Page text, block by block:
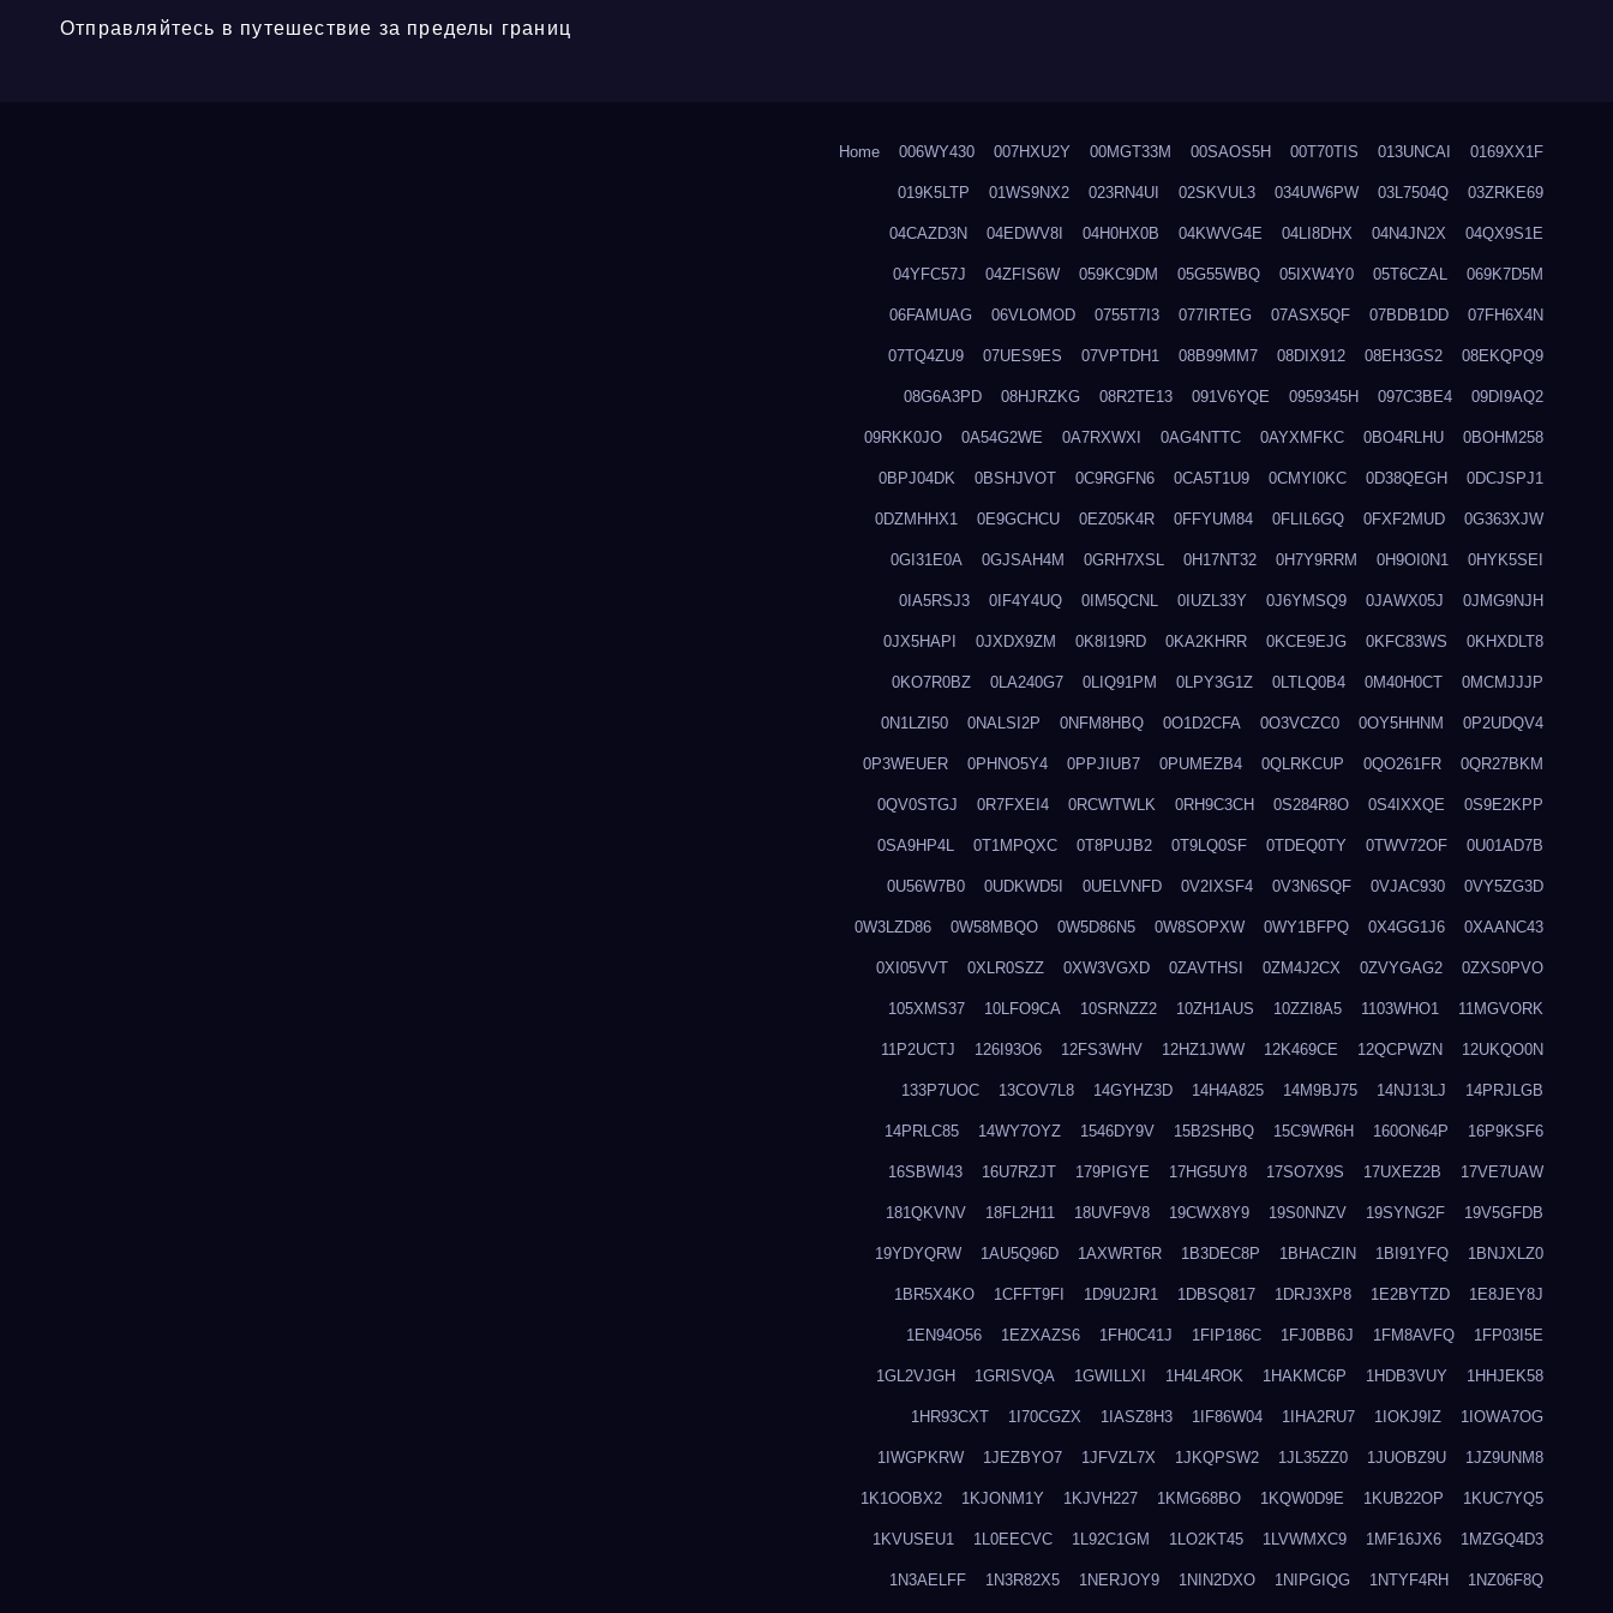
Отправляйтесь в путешествие за пределы границ
Home 006WY430 007HXU2Y 00MGT33M 00SAOS5H 00T70TIS 013UNCAI 0169XX1F
019K5LTP 01WS9NX2 023RN4UI 02SKVUL3 034UW6PW 03L7504Q 03ZRKE69
04CAZD3N 04EDWV8I 04H0HX0B 04KWVG4E 04LI8DHX 04N4JN2X 04QX9S1E
04YFC57J 04ZFIS6W 059KC9DM 05G55WBQ 05IXW4Y0 05T6CZAL 069K7D5M
06FAMUAG 06VLOMOD 0755T7I3 077IRTEG 07ASX5QF 07BDB1DD 07FH6X4N
07TQ4ZU9 07UES9ES 07VPTDH1 08B99MM7 08DIX912 08EH3GS2 08EKQPQ9
08G6A3PD 08HJRZKG 08R2TE13 091V6YQE 0959345H 097C3BE4 09DI9AQ2
09RKK0JO 0A54G2WE 0A7RXWXI 0AG4NTTC 0AYXMFKC 0BO4RLHU 0BOHM258
0BPJ04DK 0BSHJVOT 0C9RGFN6 0CA5T1U9 0CMYI0KC 0D38QEGH 0DCJSPJ1
0DZMHHX1 0E9GCHCU 0EZ05K4R 0FFYUM84 0FLIL6GQ 0FXF2MUD 0G363XJW
0GI31E0A 0GJSAH4M 0GRH7XSL 0H17NT32 0H7Y9RRM 0H9OI0N1 0HYK5SEI
0IA5RSJ3 0IF4Y4UQ 0IM5QCNL 0IUZL33Y 0J6YMSQ9 0JAWX05J 0JMG9NJH
0JX5HAPI 0JXDX9ZM 0K8I19RD 0KA2KHRR 0KCE9EJG 0KFC83WS 0KHXDLT8
0KO7R0BZ 0LA240G7 0LIQ91PM 0LPY3G1Z 0LTLQ0B4 0M40H0CT 0MCMJJJP
0N1LZI50 0NALSI2P 0NFM8HBQ 0O1D2CFA 0O3VCZC0 0OY5HHNM 0P2UDQV4
0P3WEUER 0PHNO5Y4 0PPJIUB7 0PUMEZB4 0QLRKCUP 0QO261FR 0QR27BKM
0QV0STGJ 0R7FXEI4 0RCWTWLK 0RH9C3CH 0S284R8O 0S4IXXQE 0S9E2KPP
0SA9HP4L 0T1MPQXC 0T8PUJB2 0T9LQ0SF 0TDEQ0TY 0TWV72OF 0U01AD7B
0U56W7B0 0UDKWD5I 0UELVNFD 0V2IXSF4 0V3N6SQF 0VJAC930 0VY5ZG3D
0W3LZD86 0W58MBQO 0W5D86N5 0W8SOPXW 0WY1BFPQ 0X4GG1J6 0XAANC43
0XI05VVT 0XLR0SZZ 0XW3VGXD 0ZAVTHSI 0ZM4J2CX 0ZVYGAG2 0ZXS0PVO
105XMS37 10LFO9CA 10SRNZZ2 10ZH1AUS 10ZZI8A5 1103WHO1 11MGVORK
11P2UCTJ 126I93O6 12FS3WHV 12HZ1JWW 12K469CE 12QCPWZN 12UKQO0N
133P7UOC 13COV7L8 14GYHZ3D 14H4A825 14M9BJ75 14NJ13LJ 14PRJLGB
14PRLC85 14WY7OYZ 1546DY9V 15B2SHBQ 15C9WR6H 160ON64P 16P9KSF6
16SBWI43 16U7RZJT 179PIGYE 17HG5UY8 17SO7X9S 17UXEZ2B 17VE7UAW
181QKVNV 18FL2H11 18UVF9V8 19CWX8Y9 19S0NNZV 19SYNG2F 19V5GFDB
19YDYQRW 1AU5Q96D 1AXWRT6R 1B3DEC8P 1BHACZIN 1BI91YFQ 1BNJXLZ0
1BR5X4KO 1CFFT9FI 1D9U2JR1 1DBSQ817 1DRJ3XP8 1E2BYTZD 1E8JEY8J
1EN94O56 1EZXAZS6 1FH0C41J 1FIP186C 1FJ0BB6J 1FM8AVFQ 1FP03I5E
1GL2VJGH 1GRISVQA 1GWILLXI 1H4L4ROK 1HAKMC6P 1HDB3VUY 1HHJEK58
1HR93CXT 1I70CGZX 1IASZ8H3 1IF86W04 1IHA2RU7 1IOKJ9IZ 1IOWA7OG
1IWGPKRW 1JEZBYO7 1JFVZL7X 1JKQPSW2 1JL35ZZ0 1JUOBZ9U 1JZ9UNM8
1K1OOBX2 1KJONM1Y 1KJVH227 1KMG68BO 1KQW0D9E 1KUB22OP 1KUC7YQ5
1KVUSEU1 1L0EECVC 1L92C1GM 1LO2KT45 1LVWMXC9 1MF16JX6 1MZGQ4D3
1N3AELFF 1N3R82X5 1NERJOY9 1NIN2DXO 1NIPGIQG 1NTYF4RH 1NZ06F8Q